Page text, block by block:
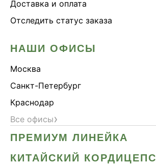
Доставка и оплата
Отследить статус заказа
НАШИ ОФИСЫ
Москва
Санкт-Петербург
Краснодар
Все офисы›
ПРЕМИУМ ЛИНЕЙКА
КИТАЙСКИЙ КОРДИЦЕПС